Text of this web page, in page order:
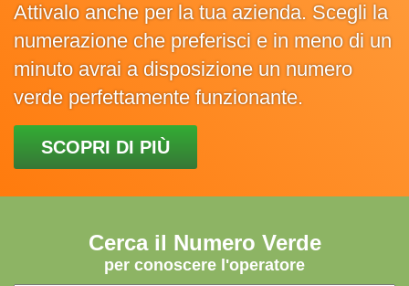
Attivalo anche per la tua azienda. Scegli la
numerazione che preferisci e in meno di un
minuto avrai a disposizione un numero
verde perfettamente funzionante.
SCOPRI DI PIÙ
Cerca il Numero Verde
per conoscere l'operatore